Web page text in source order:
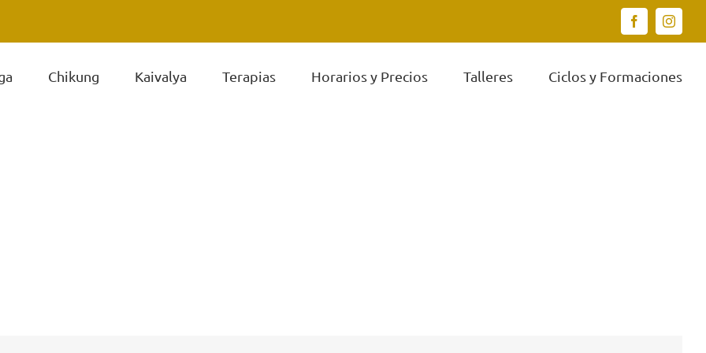
Facebook
Chikung Kaivalya Terapias Horarios y Precios Talleres Ciclos y Formaciones